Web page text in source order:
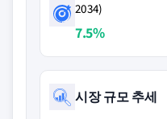
2034)
7.5%
시장 규모 추세